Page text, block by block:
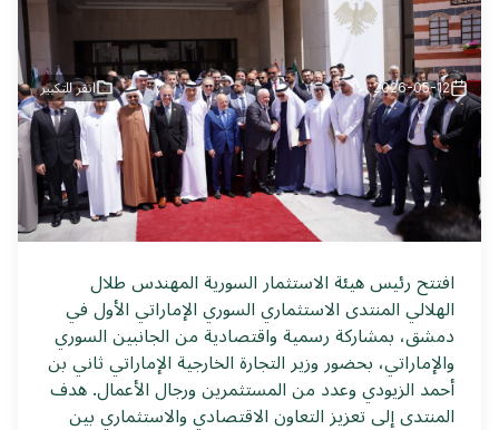
2026-05-12 انقر للتكبير
افتتح رئيس هيئة الاستثمار السورية المهندس طلال
الهلالي المنتدى الاستثماري السوري الإماراتي الأول في
دمشق، بمشاركة رسمية واقتصادية من الجانبين السوري
والإماراتي، بحضور وزير التجارة الخارجية الإماراتي ثاني بن
أحمد الزيودي وعدد من المستثمرين ورجال الأعمال. هدف
المنتدى إلى تعزيز التعاون الاقتصادي والاستثماري بين